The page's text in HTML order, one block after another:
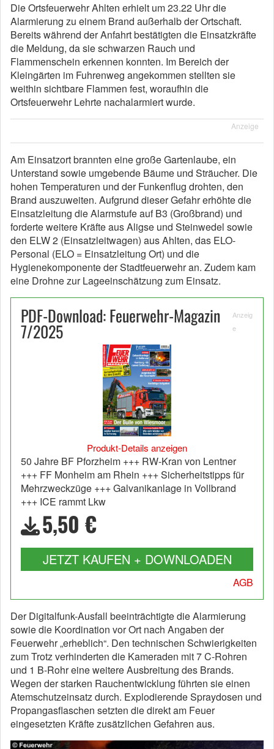
Die Ortsfeuerwehr Ahlten erhielt um 23.22 Uhr die
Alarmierung zu einem Brand außerhalb der Ortschaft.
Bereits während der Anfahrt bestätigten die Einsatzkräfte
die Meldung, da sie schwarzen Rauch und
Flammenschein erkennen konnten. Im Bereich der
Kleingärten im Fuhrenweg angekommen stellten sie
weithin sichtbare Flammen fest, woraufhin die
Ortsfeuerwehr Lehrte nachalarmiert wurde.
Anzeige
Am Einsatzort brannten eine große Gartenlaube, ein
Unterstand sowie umgebende Bäume und Sträucher. Die
hohen Temperaturen und der Funkenflug drohten, den
Brand auszuweiten. Aufgrund dieser Gefahr erhöhte die
Einsatzleitung die Alarmstufe auf B3 (Großbrand) und
forderte weitere Kräfte aus Aligse und Steinwedel sowie
den ELW 2 (Einsatzleitwagen) aus Ahlten, das ELO-
Personal (ELO = Einsatzleitung Ort) und die
Hygienekomponente der Stadtfeuerwehr an. Zudem kam
eine Drohne zur Lageeinschätzung zum Einsatz.
PDF-Download: Feuerwehr-Magazin
7/2025
Anzeig
e
Produkt-Details anzeigen
50 Jahre BF Pforzheim +++ RW-Kran von Lentner
+++ FF Monheim am Rhein +++ Sicherheitstipps für
Mehrzweckzüge +++ Galvanikanlage in Vollbrand
+++ ICE rammt Lkw
5,50 €
JETZT KAUFEN + DOWNLOADEN
AGB
Der Digitalfunk-Ausfall beeinträchtigte die Alarmierung
sowie die Koordination vor Ort nach Angaben der
Feuerwehr „erheblich“. Den technischen Schwierigkeiten
zum Trotz verhinderten die Kameraden mit 7 C-Rohren
und 1 B-Rohr eine weitere Ausbreitung des Brands.
Wegen der starken Rauchentwicklung führten sie einen
Atemschutzeinsatz durch. Explodierende Spraydosen und
Propangasflaschen setzten die direkt am Feuer
eingesetzten Kräfte zusätzlichen Gefahren aus.